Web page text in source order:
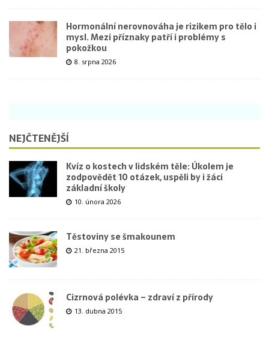
Hormonální nerovnováha je rizikem pro tělo i
mysl. Mezi příznaky patří i problémy s
pokožkou
8. srpna 2026
NEJČTENĚJŠÍ
Kvíz o kostech v lidském těle: Úkolem je
zodpovědět 10 otázek, uspěli by i žáci
základní školy
10. února 2026
Těstoviny se šmakounem
21. března 2015
Cizrnová polévka – zdraví z přírody
13. dubna 2015